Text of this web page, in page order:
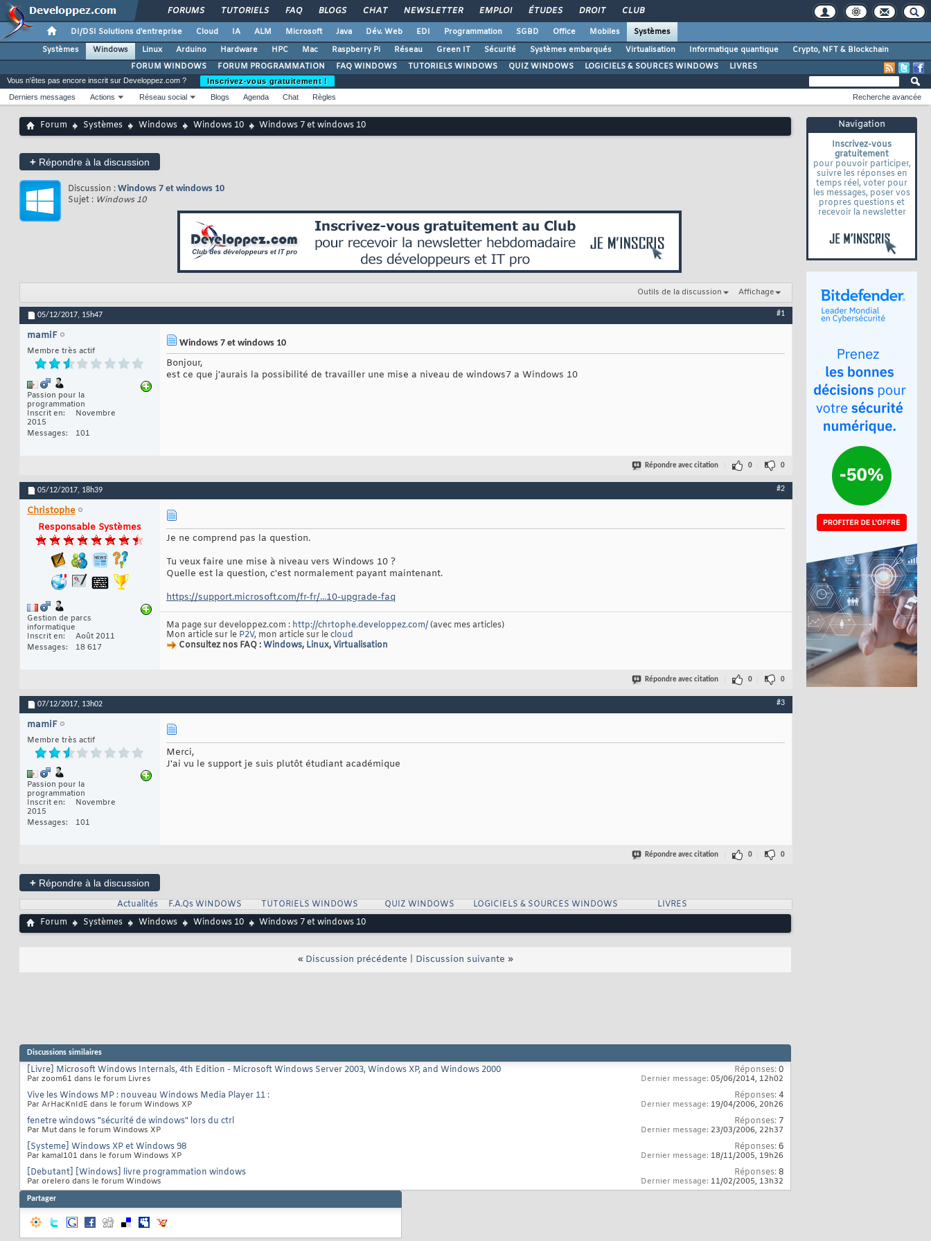
FORUMS TUTORIELS FAQ BLOGS CHAT NEWSLETTER EMPLOI ÉTUDES DROIT CLUB
DI/DSI Solutions d'entreprise Cloud IA ALM Microsoft Java Dév. Web EDI Programmation SGBD Office Mobiles
Systèmes
Systèmes
Windows Linux Arduino Hardware HPC Mac Raspberry Pi Réseau Green IT Sécurité Systèmes embarqués Virtualisation Informatique quantique
Crypto, NFT & Blockchain
FORUM WINDOWS
FORUM PROGRAMMATION FAQ WINDOWS TUTORIELS WINDOWS QUIZ WINDOWS LOGICIELS & SOURCES WINDOWS LIVRES
Navigation
Inscrivez-vous
gratuitement
pour pouvoir participer,
suivre les réponses en
temps réel, voter pour
les messages, poser vos
propres questions et
recevoir la newsletter
Vous n'êtes pas encore inscrit sur Developpez.com ?
Inscrivez-vous gratuitement !
Derniers messages
Actions Réseau social Blogs Agenda Chat Règles Recherche avancée
Forum Systèmes Windows Windows 10 Windows 7 et windows 10
+ Répondre à la discussion
Discussion : Windows 7 et windows 10
Sujet : Windows 10
Outils de la discussion Affichage
05/12/2017, 15h47 #1
mamiF
Membre très actif
Passion pour la
programmation
Inscrit en
Novembre
2015
Messages
101
Windows 7 et windows 10
Bonjour,
est ce que j'aurais la possibilité de travailler une mise a niveau de windows7 a Windows 10
Répondre avec citation 0 0
05/12/2017, 18h39 #2
Christophe
Responsable Systèmes
Gestion de parcs
informatique
Inscrit en
Août 2011
Messages
18 617
Je ne comprend pas la question.
Tu veux faire une mise à niveau vers Windows 10 ?
Quelle est la question, c'est normalement payant maintenant.
https://support.microsoft.com/fr-fr/...10-upgrade-faq
Ma page sur developpez.com : http://chrtophe.developpez.com/(avec mes articles)
Mon article sur le P2V, mon article sur lecloud
Consultez nos FAQ :Windows, Linux,Virtualisation
Répondre avec citation 0 0
07/12/2017, 13h02 #3
mamiF
Membre très actif
Passion pour la
programmation
Inscrit en
Novembre
2015
Messages
101
Merci,
J'ai vu le support je suis plutôt étudiant académique
Répondre avec citation 0 0
+ Répondre à la discussion
Actualités
F.A.Qs WINDOWS TUTORIELS WINDOWS QUIZ WINDOWS LOGICIELS & SOURCES WINDOWS
LIVRES
Forum
Systèmes Windows Windows 10 Windows 7 et windows 10
« Discussion précédente Discussion suivante »
Discussions similaires
[Livre] Microsoft Windows Internals, 4th Edition - Microsoft Windows Server 2003, Windows XP, and Windows 2000
Par zoom61 dans le forum Livres
Réponses:0
Dernier message: 05/06/2014, 12h02
Vive les Windows MP : nouveau Windows Media Player 11 :
Par ArHacKnIdE dans le forum Windows XP
Réponses:4
Dernier message: 19/04/2006, 20h26
fenetre windows "sécurité de windows" lors du ctrl
Par Mut dans le forum Windows XP
Réponses: 7
Dernier message: 23/03/2006, 22h37
[Systeme] Windows XP et Windows 98
Par kamal101 dans le forum Windows XP
Réponses:6
Dernier message: 18/11/2005, 19h26
[Debutant] [Windows] livre programmation windows
Par orelero dans le forum Windows
Réponses:8
Dernier message: 11/02/2005, 13h32
Partager